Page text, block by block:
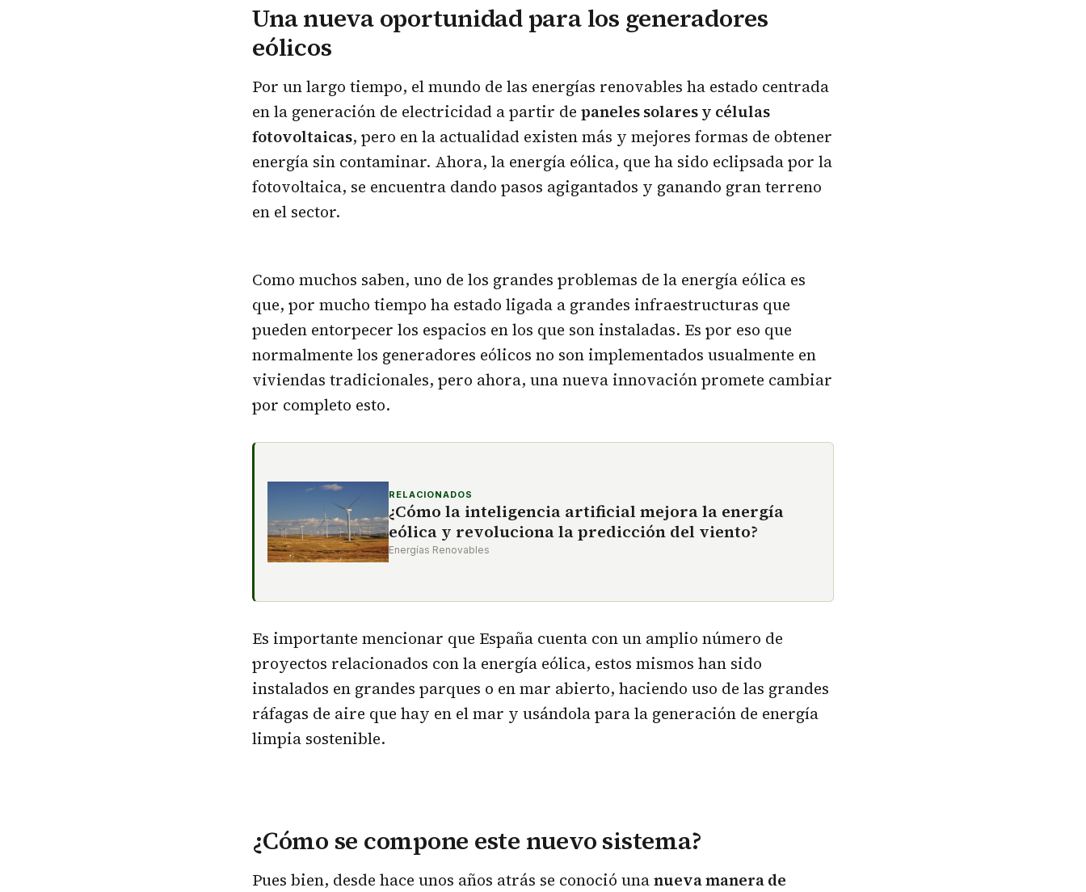
Una nueva oportunidad para los generadores
eólicos
Por un largo tiempo, el mundo de las energías renovables ha estado centrada
en la generación de electricidad a partir de paneles solares y células
fotovoltaicas, pero en la actualidad existen más y mejores formas de obtener
energía sin contaminar. Ahora, la energía eólica, que ha sido eclipsada por la
fotovoltaica, se encuentra dando pasos agigantados y ganando gran terreno
en el sector.
Como muchos saben, uno de los grandes problemas de la energía eólica es
que, por mucho tiempo ha estado ligada a grandes infraestructuras que
pueden entorpecer los espacios en los que son instaladas. Es por eso que
normalmente los generadores eólicos no son implementados usualmente en
viviendas tradicionales, pero ahora, una nueva innovación promete cambiar
por completo esto.
RELACIONADOS
¿Cómo la inteligencia artificial mejora la energía
eólica y revoluciona la predicción del viento?
Energías Renovables
Es importante mencionar que España cuenta con un amplio número de
proyectos relacionados con la energía eólica, estos mismos han sido
instalados en grandes parques o en mar abierto, haciendo uso de las grandes
ráfagas de aire que hay en el mar y usándola para la generación de energía
limpia sostenible.
¿Cómo se compone este nuevo sistema?
Pues bien, desde hace unos años atrás se conoció unanueva manera de